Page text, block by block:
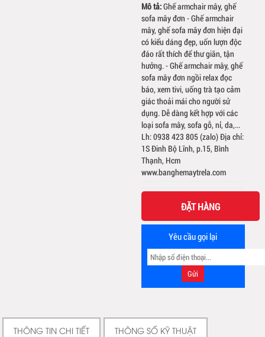
Mô tả:Ghế armchair mây, ghế
sofa mây đơn - Ghế armchair
mây, ghế sofa mây đơn hiện đại
có kiểu dáng đẹp, uốn lượn độc
đáo rất thích để thư giãn, tận
hưởng. - Ghế armchair mây, ghế
sofa mây đơn ngồi relax đọc
báo, xem tivi, uống trà tạo cảm
giác thoải mái cho người sử
dụng. Dễ dàng kết hợp với các
loại sofa mây, sofa gỗ, nỉ, da,...
Lh: 0938 423 805 (zalo) Địa chỉ:
1S Đinh Bộ Lĩnh, p.15, Bình
Thạnh, Hcm
www.banghemaytrela.com
ĐẶT HÀNG
Yêu cầu gọi lại
THÔNG TIN CHI TIẾT THÔNG SỐ KỸ THUẬT